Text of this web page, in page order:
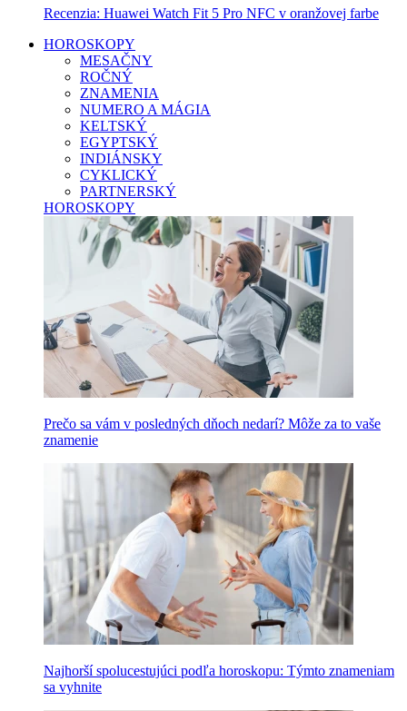
Recenzia: Huawei Watch Fit 5 Pro NFC v oranžovej farbe
HOROSKOPY
MESAČNY
ROČNÝ
ZNAMENIA
NUMERO A MÁGIA
KELTSKÝ
EGYPTSKÝ
INDIÁNSKY
CYKLICKÝ
PARTNERSKÝ
HOROSKOPY
Prečo sa vám v posledných dňoch nedarí? Môže za to vaše
znamenie
Najhorší spolucestujúci podľa horoskopu: Týmto znameniam
sa vyhnite